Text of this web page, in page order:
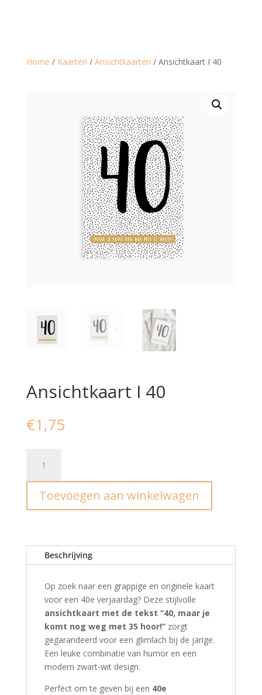
Home / Kaarten / Ansichtkaarten / Ansichtkaart I 40
Ansichtkaart I 40
€1,75
40
aantalToevoegen aan winkelwagen
Beschrijving
Op zoek naar een grappige en originele kaart
voor een 40e verjaardag? Deze stijlvolle
ansichtkaart met de tekst “40, maar je
komt nog weg met 35 hoor!”zorgt
gegarandeerd voor een glimlach bij de jarige.
Een leuke combinatie van humor en een
modern zwart-wit design.
Perfect om te geven bij een 40e